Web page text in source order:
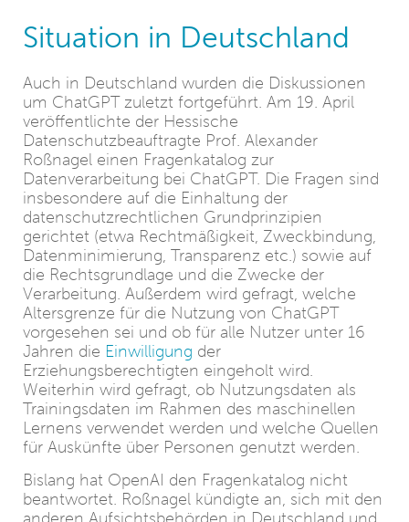
Situation in Deutschland
Auch in Deutschland wurden die Diskussionen
um ChatGPT zuletzt fortgeführt. Am 19. April
veröffentlichte der Hessische
Datenschutzbeauftragte Prof. Alexander
Roßnagel einen Fragenkatalog zur
Datenverarbeitung bei ChatGPT. Die Fragen sind
insbesondere auf die Einhaltung der
datenschutzrechtlichen Grundprinzipien
gerichtet (etwa Rechtmäßigkeit, Zweckbindung,
Datenminimierung, Transparenz etc.) sowie auf
die Rechtsgrundlage und die Zwecke der
Verarbeitung. Außerdem wird gefragt, welche
Altersgrenze für die Nutzung von ChatGPT
vorgesehen sei und ob für alle Nutzer unter 16
Jahren die Einwilligung der
Erziehungsberechtigten eingeholt wird.
Weiterhin wird gefragt, ob Nutzungsdaten als
Trainingsdaten im Rahmen des maschinellen
Lernens verwendet werden und welche Quellen
für Auskünfte über Personen genutzt werden.
Bislang hat OpenAI den Fragenkatalog nicht
beantwortet. Roßnagel kündigte an, sich mit den
anderen Aufsichtsbehörden in Deutschland und